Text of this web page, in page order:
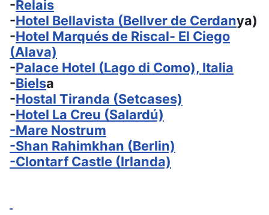
-Relais
-Hotel Bellavista (Bellver de Cerdanya)
-Hotel Marqués de Riscal- El Ciego
(Alava)
-Palace Hotel (Lago di Como), Italia
-Bielsa
-Hostal Tiranda (Setcases)
-Hotel La Creu (Salardú)
-Mare Nostrum
-Shan Rahimkhan (Berlin)
-Clontarf Castle (Irlanda)